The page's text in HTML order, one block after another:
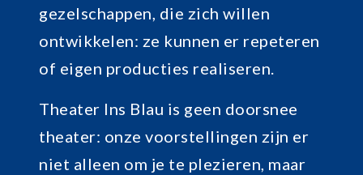
gezelschappen, die zich willen
ontwikkelen: ze kunnen er repeteren
of eigen producties realiseren.
Theater Ins Blau is geen doorsnee
theater: onze voorstellingen zijn er
niet alleen om je te plezieren, maar